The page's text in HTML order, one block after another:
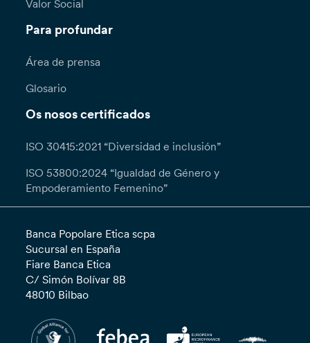
Valor Social
Para profundar
Área de prensa
Glosario
Os nosos certificados
ISO 30415:2021 “Diversidad e inclusión”
ISO 53800:2024 “Igualdad de Género y
Empoderamiento Femenino”
Banca Popolare Etica scpa
Sucursal en España
Fiare Banca Etica
C/ Simón Bolívar 8B
48010 Bilbao